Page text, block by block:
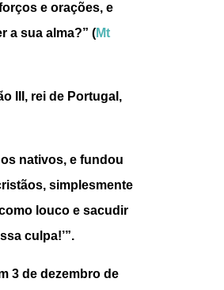
e orações, e
a sua alma?” (Mt
III, rei de Portugal,
nativos, e fundou
simplesmente
louco e sacudir
culpa!’”.
3 de dezembro de